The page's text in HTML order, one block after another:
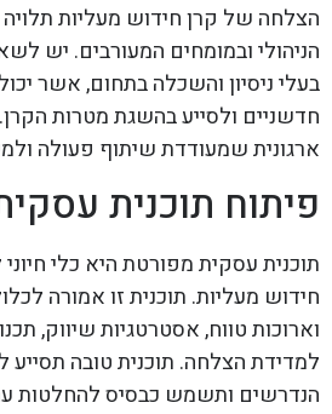
הצלחה של קרן חידוש מעליות תלויה
הניהולי ובמומחים המעורבים. יש
בעלי ניסיון והשכלה בתחום, אשר
חדשניים ולסייע בהשגת מטרות
ארגונית שמעודדת שיתוף פעולה
פיתוח תוכנית
תוכנית עסקית מפורטת היא כלי
חידוש מעליות. תוכנית זו אמורה
וארוכות טווח, אסטרטגיות שיווק,
למדידת הצלחה. תוכנית טובה תסייע
הנדרשים ותשמש כבסיס להחלטות